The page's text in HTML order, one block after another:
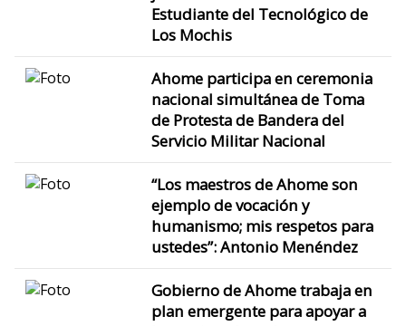
Estudiante del Tecnológico de
Los Mochis
Ahome participa en ceremonia
nacional simultánea de Toma
de Protesta de Bandera del
Servicio Militar Nacional
“Los maestros de Ahome son
ejemplo de vocación y
humanismo; mis respetos para
ustedes”: Antonio Menéndez
Gobierno de Ahome trabaja en
plan emergente para apoyar a